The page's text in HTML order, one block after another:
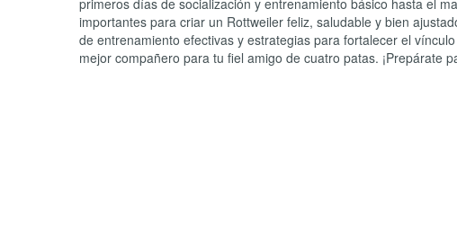
primeros días de socialización y entrenamiento básico hasta el
importantes para criar un Rottweiler feliz, saludable y bien
de entrenamiento efectivas y estrategias para fortalecer el
mejor compañero para tu fiel amigo de cuatro patas. ¡Prepárate